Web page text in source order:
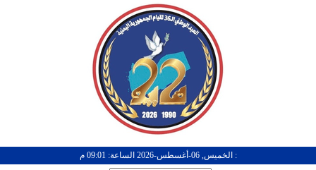
: الخميس, 06-أغسطس-2026 الساعة: 09:01 م